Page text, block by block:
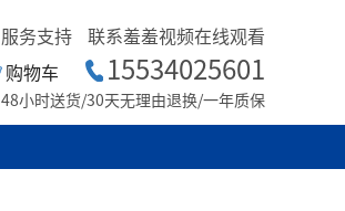
服务支持 联系羞羞视频在线观看
购物车
15534025601
48小时送货/30天无理由退换/一年质保